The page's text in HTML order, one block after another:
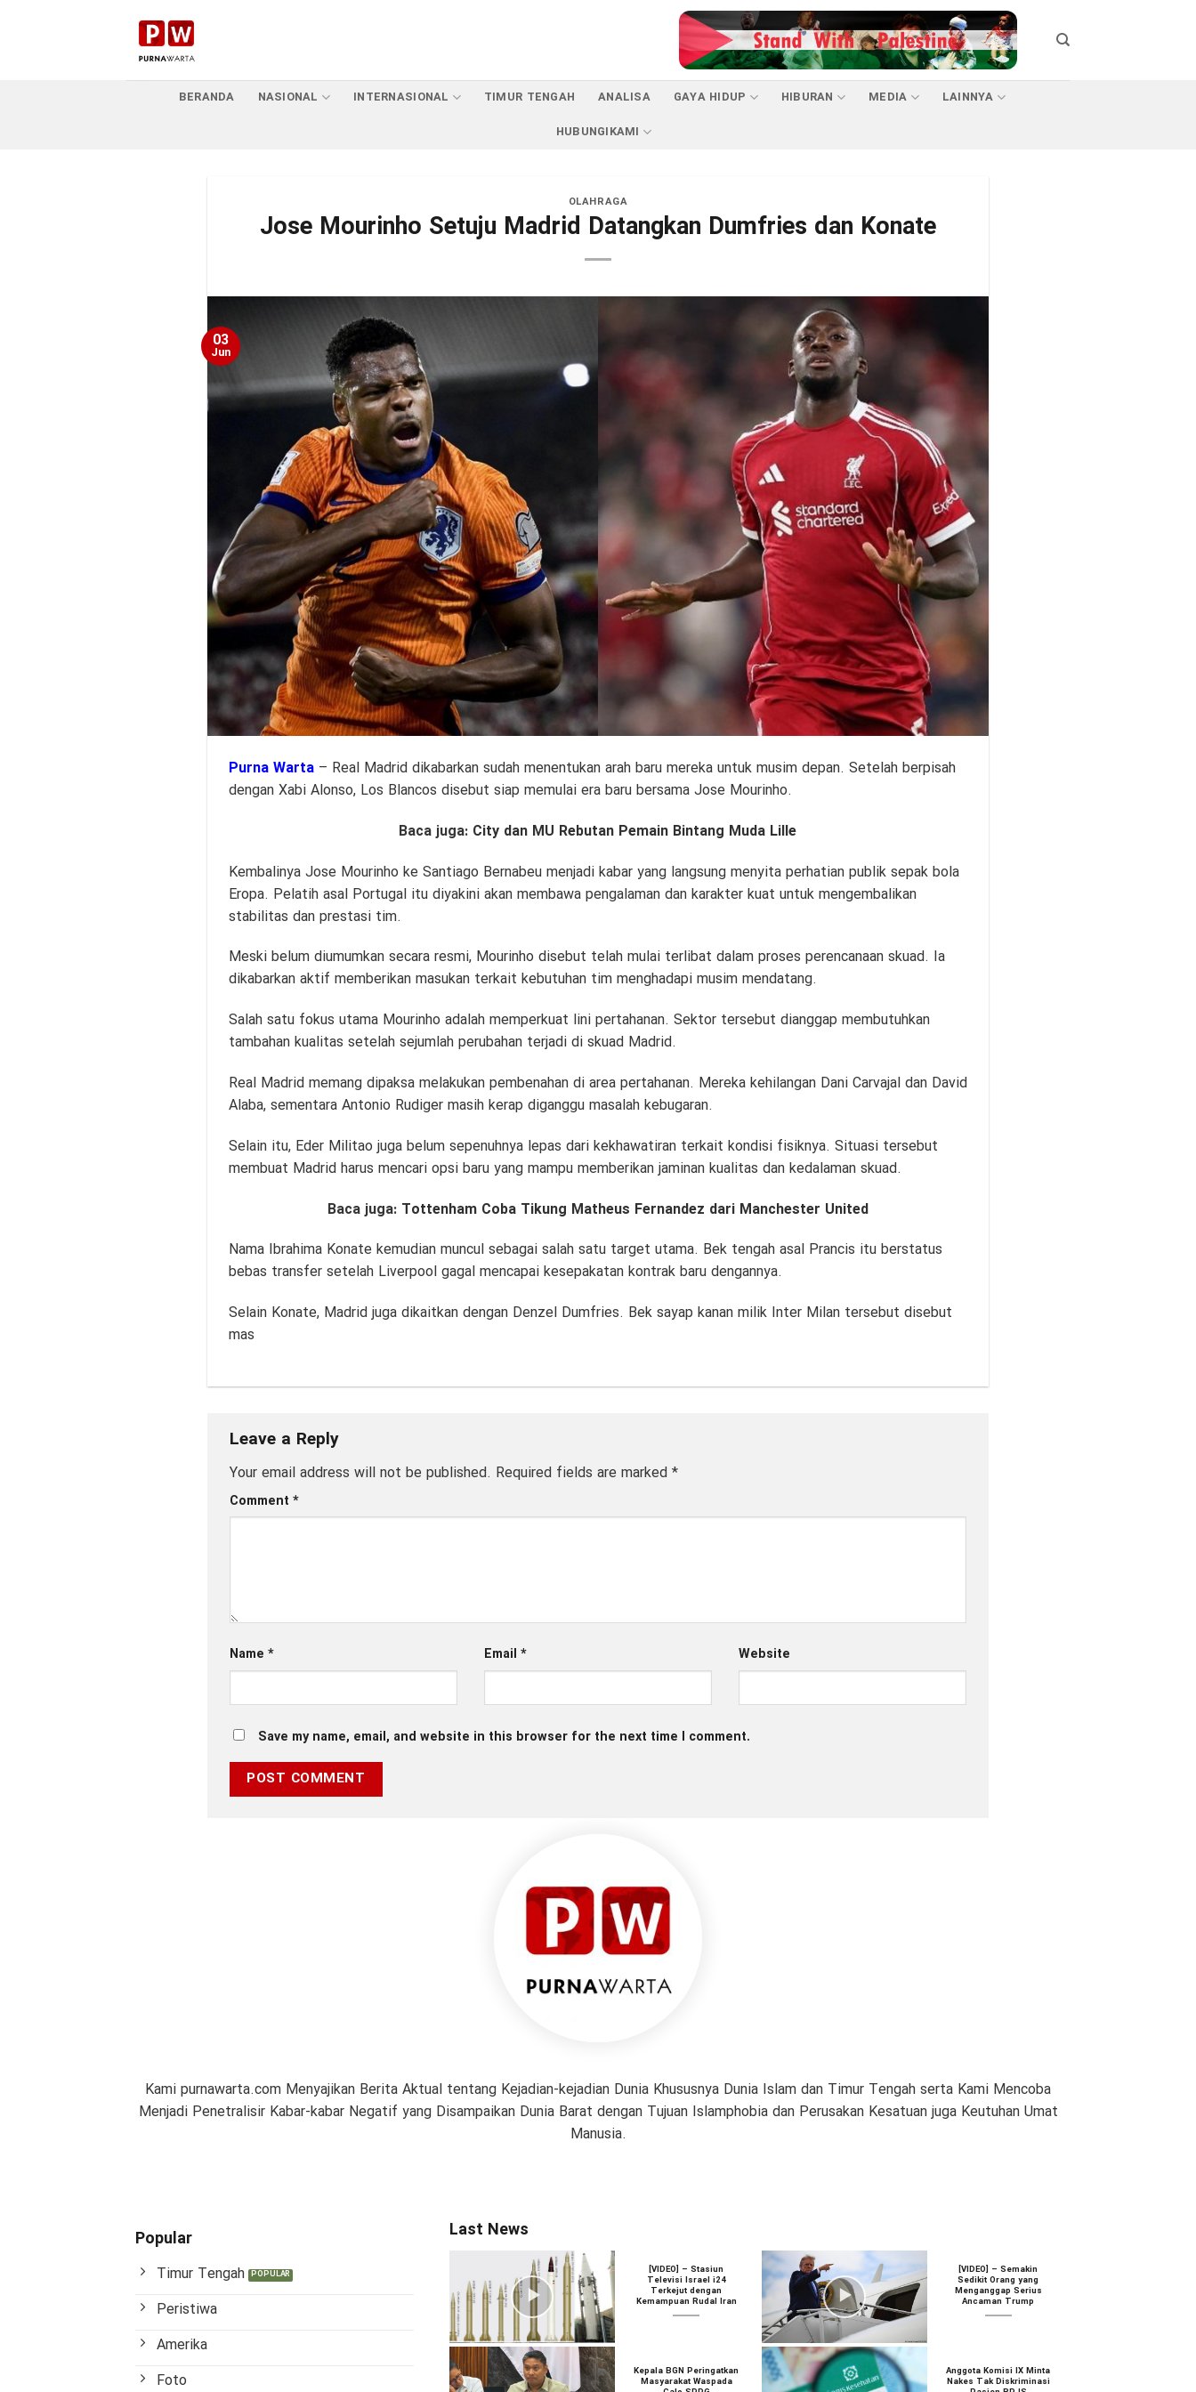
BERANDA NASIONAL INTERNASIONAL TIMUR TENGAH ANALISA GAYA HIDUP HIBURAN MEDIA
LAINNYA
HUBUNGIKAMI
OLAHRAGA
Jose Mourinho Setuju Madrid Datangkan Dumfries dan Konate
03
Jun
Purna Warta– Real Madrid dikabarkan sudah menentukan arah baru mereka untuk musim depan. Setelah berpisah
dengan Xabi Alonso, Los Blancos disebut siap memulai era baru bersama Jose Mourinho.
Baca juga: City dan MU Rebutan Pemain Bintang Muda Lille
Kembalinya Jose Mourinho ke Santiago Bernabeu menjadi kabar yang langsung menyita perhatian publik sepak bola
Eropa. Pelatih asal Portugal itu diyakini akan membawa pengalaman dan karakter kuat untuk mengembalikan
stabilitas dan prestasi tim.
Meski belum diumumkan secara resmi, Mourinho disebut telah mulai terlibat dalam proses perencanaan skuad. Ia
dikabarkan aktif memberikan masukan terkait kebutuhan tim menghadapi musim mendatang.
Salah satu fokus utama Mourinho adalah memperkuat lini pertahanan. Sektor tersebut dianggap membutuhkan
tambahan kualitas setelah sejumlah perubahan terjadi di skuad Madrid.
Real Madrid memang dipaksa melakukan pembenahan di area pertahanan. Mereka kehilangan Dani Carvajal dan David
Alaba, sementara Antonio Rudiger masih kerap diganggu masalah kebugaran.
Selain itu, Eder Militao juga belum sepenuhnya lepas dari kekhawatiran terkait kondisi fisiknya. Situasi tersebut
membuat Madrid harus mencari opsi baru yang mampu memberikan jaminan kualitas dan kedalaman skuad.
Baca juga: Tottenham Coba Tikung Matheus Fernandez dari Manchester United
Nama Ibrahima Konate kemudian muncul sebagai salah satu target utama. Bek tengah asal Prancis itu berstatus
bebas transfer setelah Liverpool gagal mencapai kesepakatan kontrak baru dengannya.
Selain Konate, Madrid juga dikaitkan dengan Denzel Dumfries. Bek sayap kanan milik Inter Milan tersebut disebut
mas
Leave a Reply
Your email address will not be published. Required fields are marked *
Comment *
Name * Email * Website
Save my name, email, and website in this browser for the next time I comment.
Kami purnawarta.com Menyajikan Berita Aktual tentang Kejadian-kejadian Dunia Khususnya Dunia Islam dan Timur Tengah serta Kami Mencoba
Menjadi Penetralisir Kabar-kabar Negatif yang Disampaikan Dunia Barat dengan Tujuan Islamphobia dan Perusakan Kesatuan juga Keutuhan Umat
Manusia.
Popular
Timur Tengah
Peristiwa
Amerika
Foto
Last News
[VIDEO] – Stasiun
Televisi Israel i24
Terkejut dengan
Kemampuan Rudal Iran
[VIDEO] – Semakin
Sedikit Orang yang
Menganggap Serius
Ancaman Trump
Kepala BGN Peringatkan
Masyarakat Waspada
Anggota Komisi IX Minta
Nakes Tak Diskriminasi